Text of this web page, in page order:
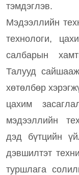
тэмдэглэв.
Мэдээллийн
технологи,
салбарын
Талууд
хөтөлбөр
цахим
мэдээллийн
дэд бүтцийн
дэвшилтэт
туршлага